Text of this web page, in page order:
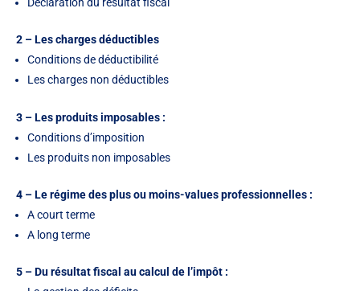
2 – Les charges déductibles
Conditions de déductibilité
Les charges non déductibles
3 – Les produits imposables :
Conditions d’imposition
Les produits non imposables
4 – Le régime des plus ou moins-values professionnelles :
A court terme
A long terme
5 – Du résultat fiscal au calcul de l’impôt :